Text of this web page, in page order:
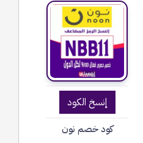
إنسخ الكود
كود خصم نون